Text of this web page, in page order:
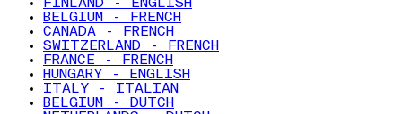
FINLAND - ENGLISH
BELGIUM - FRENCH
CANADA - FRENCH
SWITZERLAND - FRENCH
FRANCE - FRENCH
HUNGARY - ENGLISH
ITALY - ITALIAN
BELGIUM - DUTCH